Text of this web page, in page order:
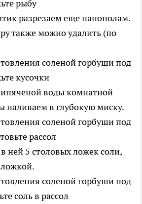
разрезаем еще напополам.
также можно удалить (по
воды комнатной
наливаем в глубокую миску.
ней 5 столовых ложек соли,